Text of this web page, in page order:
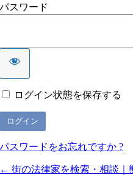
パスワード
ログイン状態を保存する
パスワードをお忘れですか ?
← 街の法律家を検索・相談｜